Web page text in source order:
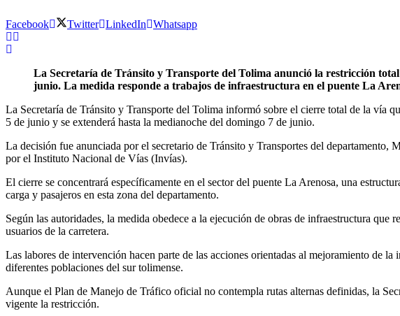
Facebook Twitter LinkedIn Whatsapp
La Secretaría de Tránsito y Transporte del Tolima anunció la restricción
junio. La medida responde a trabajos de infraestructura en el puente La
La Secretaría de Tránsito y Transporte del Tolima informó sobre el cierre total de la vía
5 de junio y se extenderá hasta la medianoche del domingo 7 de junio.
La decisión fue anunciada por el secretario de Tránsito y Transportes del
por el Instituto Nacional de Vías (Invías).
El cierre se concentrará específicamente en el sector del puente La Arenosa, una
carga y pasajeros en esta zona del departamento.
Según las autoridades, la medida obedece a la ejecución de obras de infraestructura
usuarios de la carretera.
Las labores de intervención hacen parte de las acciones orientadas al mejoramiento de
diferentes poblaciones del sur tolimense.
Aunque el Plan de Manejo de Tráfico oficial no contempla rutas alternas definidas, la
vigente la restricción.